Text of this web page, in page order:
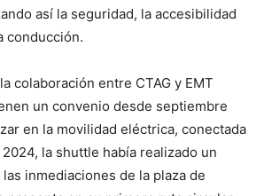
así la seguridad, la accesibilidad
conducción.
colaboración entre CTAG y EMT
un convenio desde septiembre
en la movilidad eléctrica, conectada
la shuttle había realizado un
inmediaciones de la plaza de